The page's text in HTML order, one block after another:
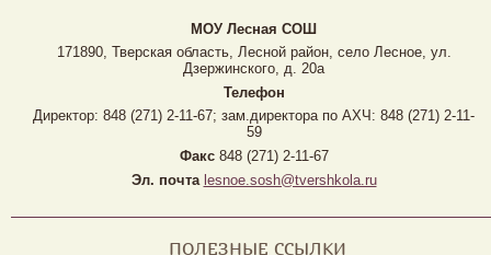
МОУ Лесная CОШ
171890, Тверская область, Лесной район, село Лесное, ул.
Дзержинского, д. 20а
Телефон
Директор: 848 (271) 2-11-67; зам.директора по АХЧ: 848 (271) 2-11-
59
Факс848 (271) 2-11-67
Эл. почта lesnoe.sosh@tvershkola.ru
ПОЛЕЗНЫЕ ССЫЛКИ